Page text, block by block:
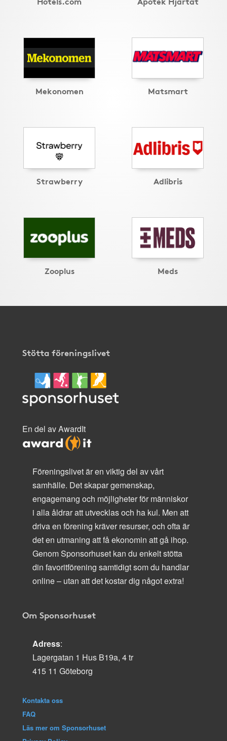
Mekonomen Matsmart
Strawberry Adlibris
Zooplus Meds
Stötta föreningslivet
En del av AwardIt
Föreningslivet är en viktig del av vårt
samhälle. Det skapar gemenskap,
engagemang och möjligheter för människor
i alla åldrar att utvecklas och ha kul. Men att
driva en förening kräver resurser, och ofta är
det en utmaning att få ekonomin att gå ihop.
Genom Sponsorhuset kan du enkelt stötta
din favoritförening samtidigt som du handlar
online – utan att det kostar dig något extra!
Om Sponsorhuset
Adress:
Lagergatan 1 Hus B19a, 4 tr
415 11 Göteborg
Kontakta oss
FAQ
Läs mer om Sponsorhuset